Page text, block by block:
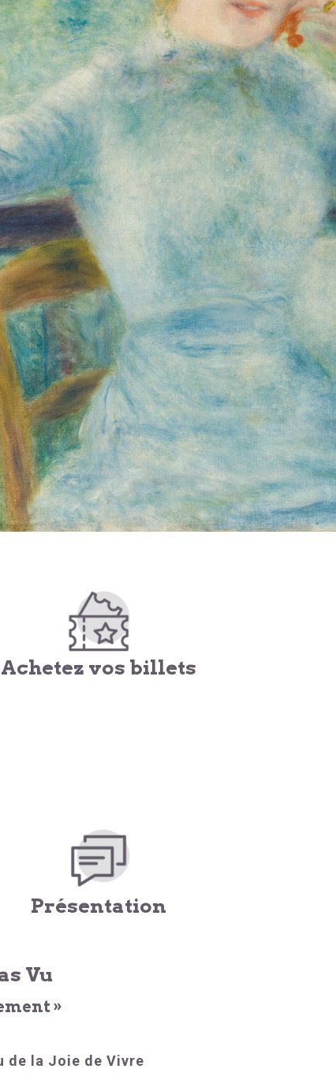
Achetez vos billets
Présentation
Vu
»
de la Joie de Vivre